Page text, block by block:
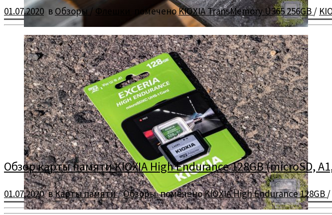
Обзор и тестирование флэш-накопителя KIOXIA TransMemory U365 256GB
01.07.2020 в Обзоры / Флешки помеченоKIOXIA TransMemory U365 256GB /
Обзор карты памяти KIOXIA High Endurance 128GB (microSD,
01.07.2020вКарты памяти/ОбзорыпомеченоKIOXIA High Endurance 128GB /